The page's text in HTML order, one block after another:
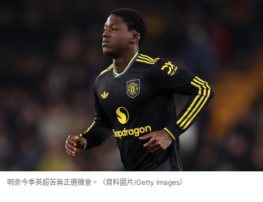
明奈今季英超苦無正選機會。（資料圖片/Getty Images）